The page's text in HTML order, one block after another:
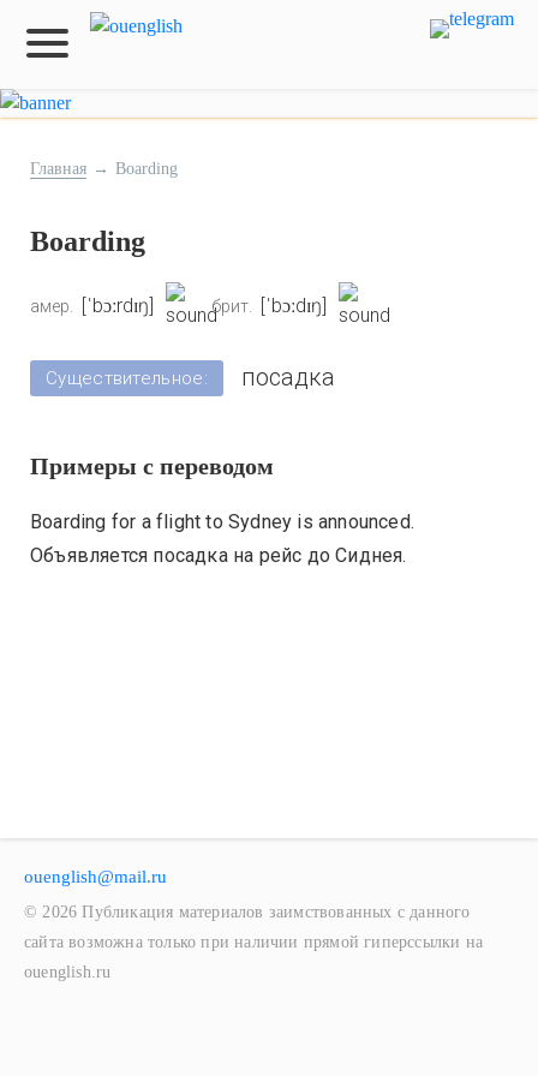
Главная → Boarding
Boarding
амер. [ˈbɔːrdɪŋ] брит. [ˈbɔːdɪŋ]
Существительное: посадка
Примеры с переводом
Boarding for a flight to Sydney is announced.
Объявляется посадка на рейс до Сиднея.
ouenglish@mail.ru
© 2026 Публикация материалов заимствованных с данного
сайта возможна только при наличии прямой гиперссылки на
ouenglish.ru